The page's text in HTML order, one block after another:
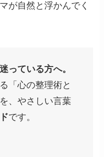
が自然と浮かんでく
っている方へ。
「心の整理術と
、やさしい言葉
です。